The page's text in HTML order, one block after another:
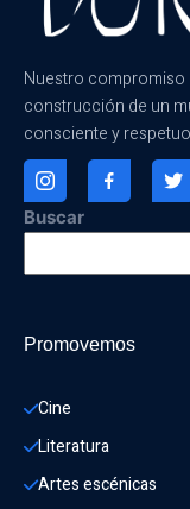
Nuestro compromiso
construcción de un
consciente y
Buscar
Promovemos
Cine
Literatura
Artes escénicas